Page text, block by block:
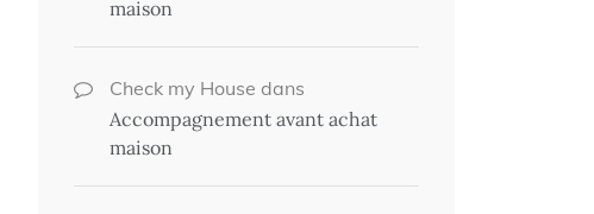
maison
Check my House dans
Accompagnement avant achat
maison